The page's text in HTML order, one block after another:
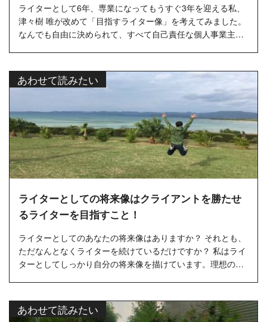
ライターとして6年、専業になってもうすぐ3年を迎える私、
津々樹 唯が改めて「目指すライター像」を考えてみました。
なんでも自由に決められて、すべて自己責任な個人事業主・
あわせて読みたい
ライターとしての将来像はクライアントを勝たせ
るライターを目指すこと！
ライターとしてのあなたの将来像はありますか？ それとも、
ただなんとなくライターを続けているだけですか？ 私はライ
ターとしてしっかり自分の将来像を描けています。理想のラ
あわせて読みたい